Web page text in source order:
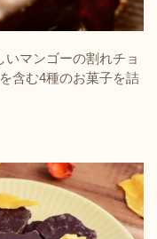
いマンゴーの割れチョ
含む4種のお菓子を詰